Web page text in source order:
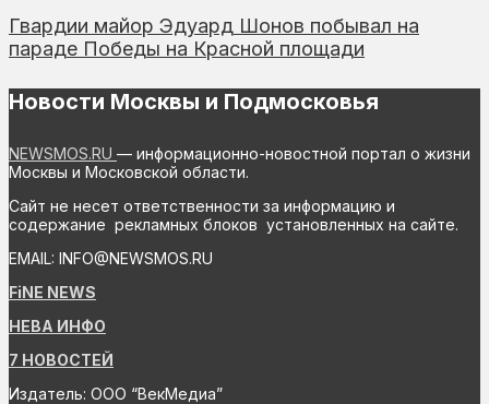
Гвардии майор Эдуард Шонов побывал на
параде Победы на Красной площади
Новости Москвы и Подмосковья
NEWSMOS.RU — информационно-новостной портал о жизни
Москвы и Московской области.
Сайт не несет ответственности за информацию и
содержание рекламных блоков установленных на сайте.
EMAIL: INFO@NEWSMOS.RU
FiNE NEWS
НЕВА ИНФО
7 НОВОСТЕЙ
Издатель: ООО “ВекМедиа”